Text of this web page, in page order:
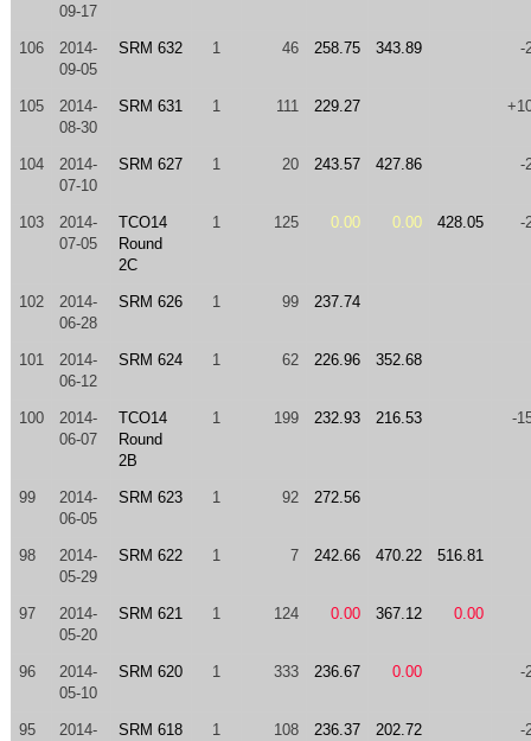
09-17
106
2014-
09-05
SRM 632 1 46 258.75 343.89 -
105
2014-
08-30
SRM 631 1 111 229.27
104
2014-
07-10
SRM 627 1 20 243.57 427.86 -
103
2014-
07-05
TCO14
Round
2C
1 125 0.00 0.00 428.05 -
102
2014-
06-28
SRM 626 1 99 237.74
101
2014-
06-12
SRM 624 1 62 226.96 352.68
100
2014-
06-07
TCO14
Round
2B
1 199 232.93 216.53 -
99
2014-
06-05
SRM 623 1 92 272.56
98
2014-
05-29
SRM 622 1 7 242.66 470.22 516.81
97
2014-
05-20
SRM 621 1 124 0.00 367.12 0.00
96
2014-
05-10
SRM 620 1 333 236.67 0.00 -
95
2014-
SRM 618 1 108 236.37 202.72 -